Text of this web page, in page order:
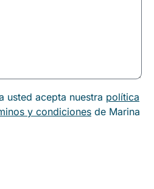
usted acepta nuestra política
y condiciones de Marina